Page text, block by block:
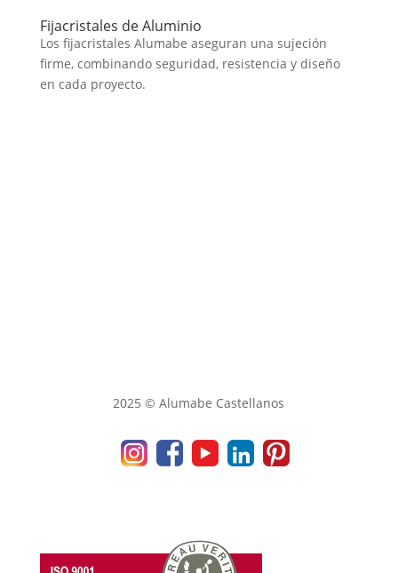
Fijacristales de Aluminio
Los fijacristales Alumabe aseguran una sujeción
firme, combinando seguridad, resistencia y diseño
en cada proyecto.
2025 © Alumabe Castellanos